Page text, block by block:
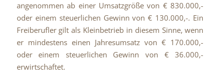
angenommen ab einer Umsatzgröße von € 830.000,-
oder einem steuerlichen Gewinn von € 130.000,-. Ein
Freiberufler gilt als Kleinbetrieb in diesem Sinne, wenn
er mindestens einen Jahresumsatz von € 170.000,-
oder einem steuerlichen Gewinn von € 36.000,-
erwirtschaftet.